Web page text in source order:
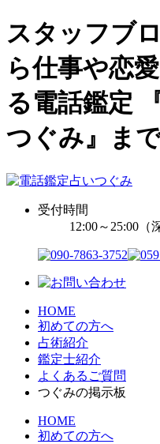
スタッフブ
ら仕事や恋
る電話鑑定
つぐみ』ま
受付時間
12:00～25:00（
HOME
初めての方へ
占術紹介
鑑定士紹介
よくあるご質問
つぐみの掲示板
HOME
初めての方へ